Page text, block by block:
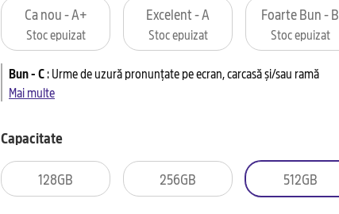
Ca nou - A+
Stoc epuizat
Excelent - A
Stoc epuizat
Foarte Bun - B
Stoc epuizat
Bun - C:Urme de uzură pronunțate pe ecran, carcasă și/sau ramă
Mai multe
Capacitate
128GB 256GB 512GB